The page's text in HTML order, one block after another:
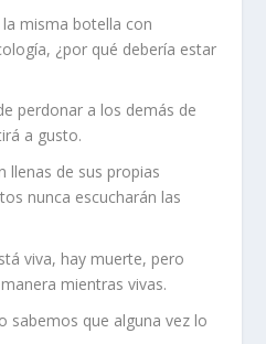
misma botella con
¿por qué debería estar
perdonar a los demás de
a gusto.
llenas de sus propias
nunca escucharán las
viva, hay muerte, pero
mientras vivas.
sabemos que alguna vez lo